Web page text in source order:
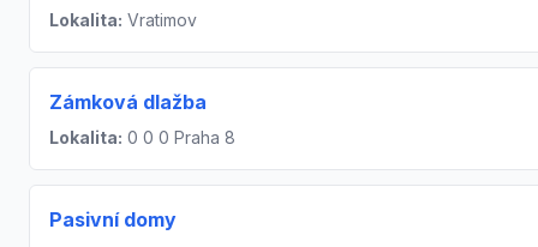
Lokalita: Vratimov
Zámková dlažba
Lokalita: 0 0 0 Praha 8
Pasivní domy